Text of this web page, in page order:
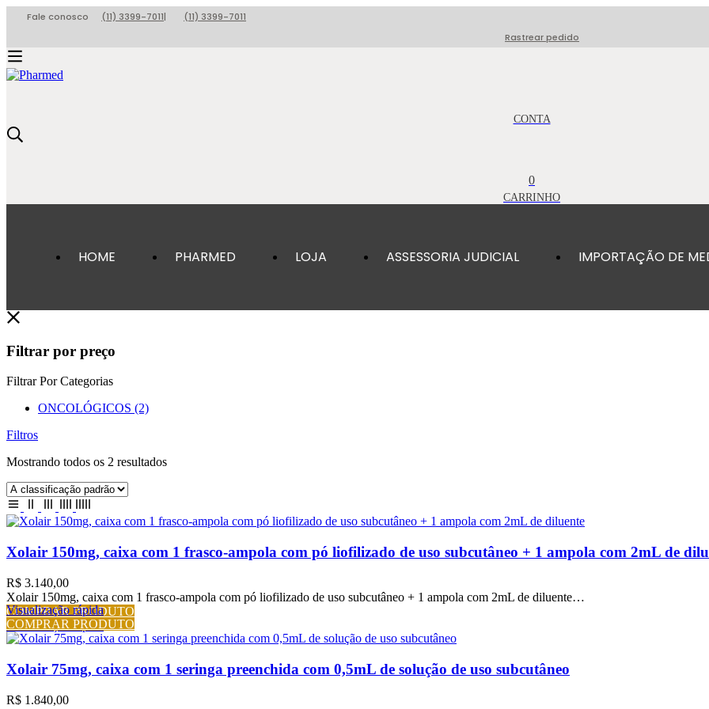
Fale conosco (11) 3399-7011|
(11) 3399-7011
Rastrear pedido
0
HOME PHARMED LOJA ASSESSORIA JUDICIAL IMPORTAÇÃO DE
Filtrar por preço
Filtrar Por Categorias
ONCOLÓGICOS (2)
Filtros
Mostrando todos os 2 resultados
Xolair 150mg, caixa com 1 frasco-ampola com pó liofilizado de uso subcutâneo + 1 ampola com 2mL de
R$ 3.140,00
Xolair 150mg, caixa com 1 frasco-ampola com pó liofilizado de uso subcutâneo + 1 ampola com 2mL de diluente…
COMPRAR PRODUTO
Visualização rápida
Visualização rápida
COMPRAR PRODUTO
Xolair 75mg, caixa com 1 seringa preenchida com 0,5mL de solução de uso subcutâneo
R$ 1.840,00